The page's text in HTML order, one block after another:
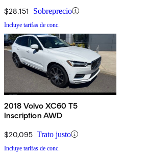
$28,151 Sobreprecio
Incluye tarifas de conc.
2018 Volvo XC60 T5
Inscription AWD
$20,095 Trato justo
Incluye tarifas de conc.